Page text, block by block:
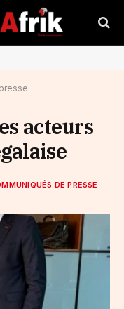
acteurs
DE PRESSE